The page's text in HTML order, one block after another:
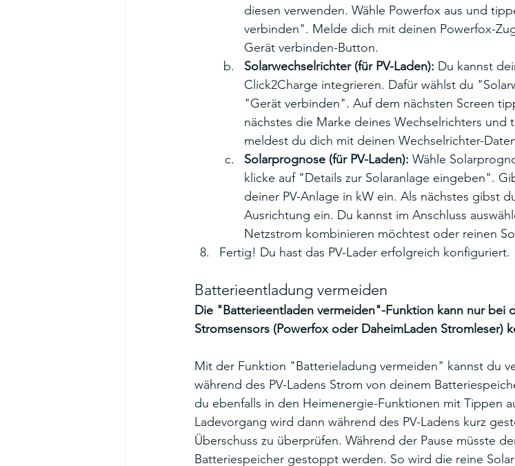
diesen verwenden. Wähle Powerfox aus und
verbinden". Melde dich mit deinen Powerfox-
Gerät verbinden-Button.
Solarwechselrichter (für PV-Laden): Du kannst
Click2Charge integrieren. Dafür wählst du
"Gerät verbinden". Auf dem nächsten Screen
nächstes die Marke deines Wechselrichters
meldest du dich mit deinen Wechselrichter-
Solarprognose (für PV-Laden): Wähle
klicke auf "Details zur Solaranlage eingeben".
deiner PV-Anlage in kW ein. Als nächstes gibst
Ausrichtung ein. Du kannst im Anschluss
Netzstrom kombinieren möchtest oder reinen
Fertig! Du hast das PV-Lader erfolgreich konfiguriert.
Batterieentladung vermeiden
Die "Batterieentladen vermeiden"-Funktion kann nur bei
Stromsensors (Powerfox oder DaheimLaden Stromleser)
Mit der Funktion "Batterieladung vermeiden" kannst du
während des PV-Ladens Strom von deinem
du ebenfalls in den Heimenergie-Funktionen mit Tippen
Ladevorgang wird dann während des PV-Ladens kurz
Überschuss zu überprüfen. Während der Pause müsste
Batteriespeicher gestoppt werden. So wird die reine